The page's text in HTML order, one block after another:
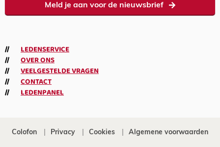
Meld je aan voor de nieuwsbrief
LEDENSERVICE
OVER ONS
VEELGESTELDE VRAGEN
CONTACT
LEDENPANEL
Colofon Privacy Cookies Algemene voorwaarden